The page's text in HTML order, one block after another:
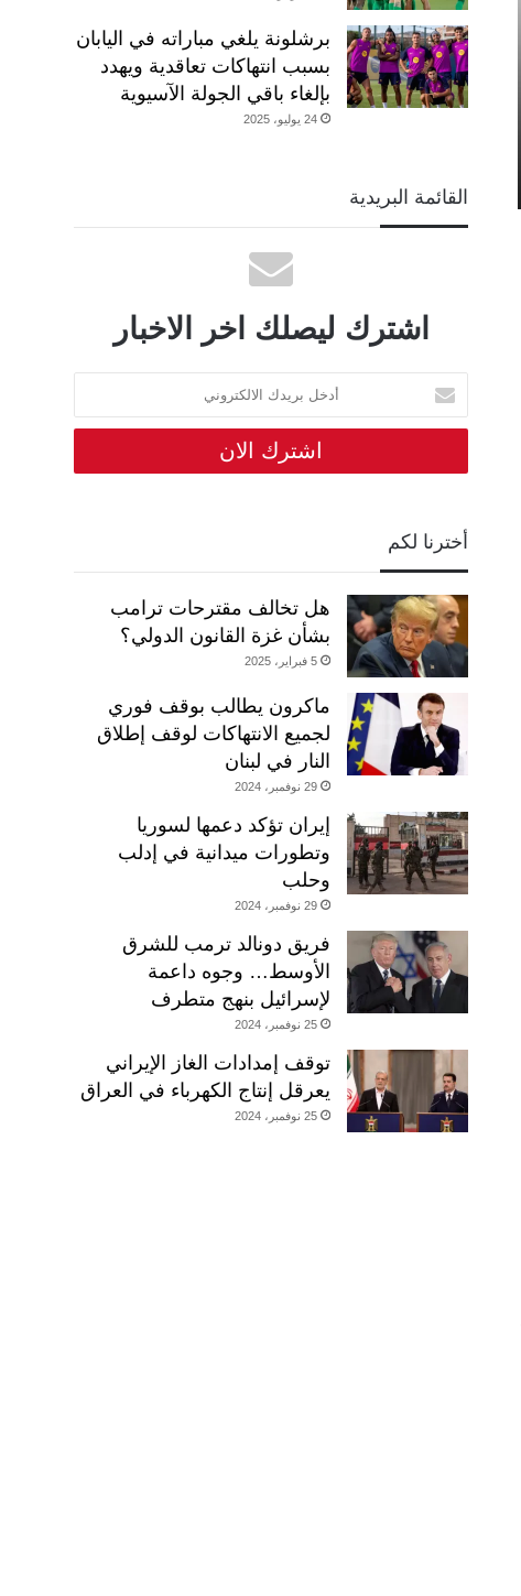
برشلونة يلغي مباراته في اليابان
بسبب انتهاكات تعاقدية ويهدد
بإلغاء باقي الجولة الآسيوية
24 يوليو، 2025
القائمة البريدية
اشترك ليصلك اخر الاخبار
أدخل
بريدك
الالكتروني
أخترنا لكم
هل تخالف مقترحات ترامب
بشأن غزة القانون الدولي؟
5 فبراير، 2025
ماكرون يطالب بوقف فوري
لجميع الانتهاكات لوقف إطلاق
النار في لبنان
29 نوفمبر، 2024
إيران تؤكد دعمها لسوريا
وتطورات ميدانية في إدلب
وحلب
29 نوفمبر، 2024
فريق دونالد ترمب للشرق
الأوسط… وجوه داعمة
لإسرائيل بنهج متطرف
25 نوفمبر، 2024
توقف إمدادات الغاز الإيراني
يعرقل إنتاج الكهرباء في العراق
25 نوفمبر، 2024